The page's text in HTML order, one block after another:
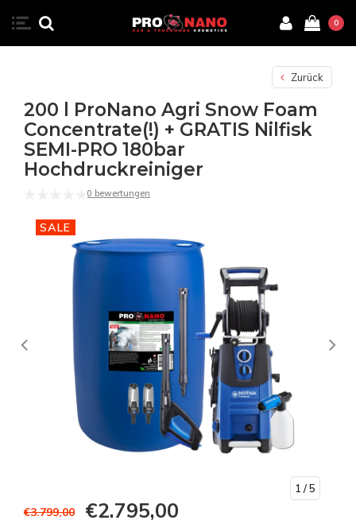
0
Zurück
200 l ProNano Agri Snow Foam
Concentrate(!) + GRATIS Nilfisk
SEMI-PRO 180bar
Hochdruckreiniger
0 bewertungen
SALE
1 / 5
€3.799,00 €2.795,00